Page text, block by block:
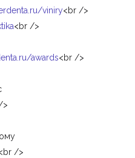
viniry<br />
<br />
awards<br />
>
/>